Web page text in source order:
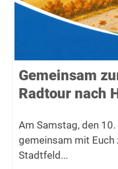
Gemeinsam
Radtour nach
Am Samstag, den
gemeinsam mit Euch
Stadtfeld...